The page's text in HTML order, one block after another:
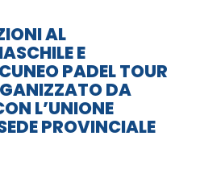
AL
E
PADEL TOUR
DA
L’UNIONE
PROVINCIALE